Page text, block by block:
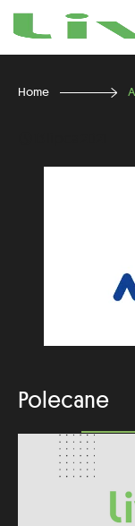
Home
Polecane